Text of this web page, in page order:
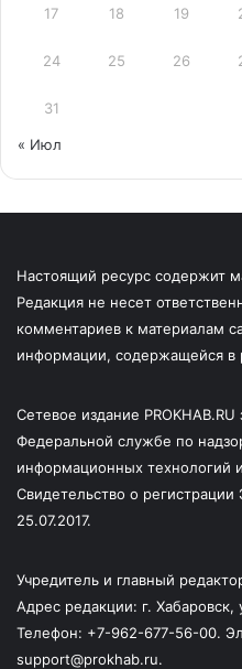
17 18 19
24 25 26
31
« Июл
Настоящий ресурс содержит
Редакция не несет
комментариев к материалам
информации, содержащейся в
Сетевое издание
Федеральной службе по
информационных технологий
Свидетельство о
25.07.2017.
Учредитель и главный
Адрес редакции: г.
Телефон: +7-962-677-56-00.
support@prokhab.ru.